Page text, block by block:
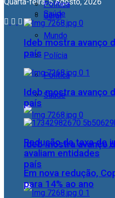
Geral
Mundo
Polícia
Política
Saúde
Ideb mostra avanço
país
Política
Saúde
Ideb mostra avanço
país
Ideb mostra avanço
país
Redução da taxa de
avaliam entidades
Em nova redução,
para 14% ao ano